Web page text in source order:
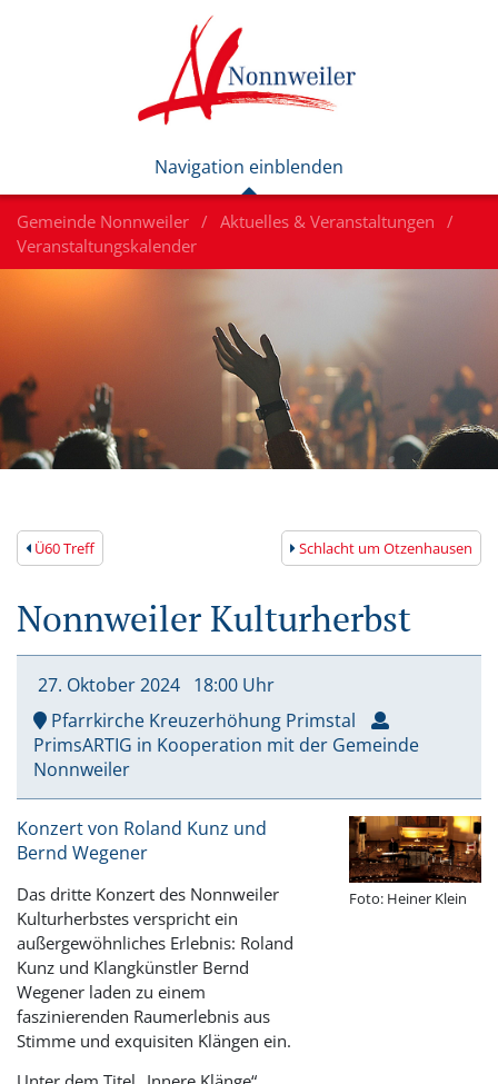
Gemeinde Nonnweiler
Aktuelles & Veranstaltungen
Veranstaltungskalender
Ü60 Treff Schlacht um Otzenhausen
Nonnweiler Kulturherbst
27. Oktober2024 18:00 Uhr
Pfarrkirche Kreuzerhöhung Primstal
PrimsARTIG in Kooperation mit der Gemeinde
Nonnweiler
Konzert von Roland Kunz und
Bernd Wegener
Das dritte Konzert des Nonnweiler
Kulturherbstes verspricht ein
außergewöhnliches Erlebnis: Roland
Kunz und Klangkünstler Bernd
Wegener laden zu einem
faszinierenden Raumerlebnis aus
Stimme und exquisiten Klängen ein.
Foto: Heiner Klein